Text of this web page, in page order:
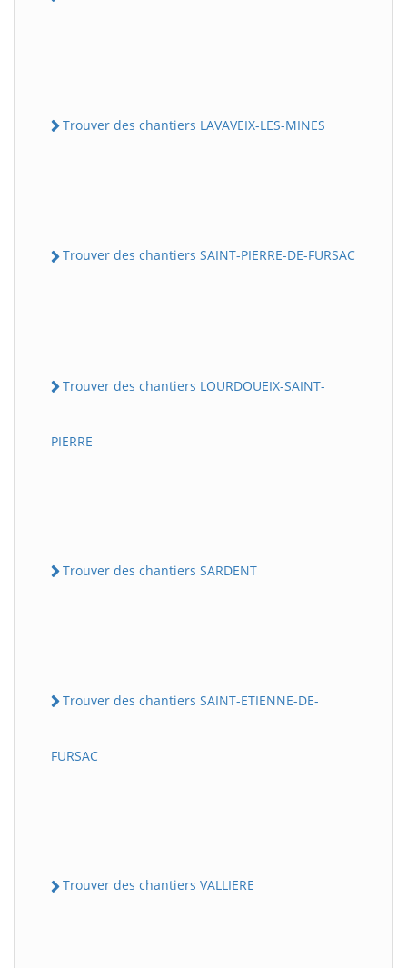
Trouver des chantiers LAVAVEIX-LES-MINES
Trouver des chantiers SAINT-PIERRE-DE-FURSAC
Trouver des chantiers LOURDOUEIX-SAINT-
PIERRE
Trouver des chantiers SARDENT
Trouver des chantiers SAINT-ETIENNE-DE-
FURSAC
Trouver des chantiers VALLIERE